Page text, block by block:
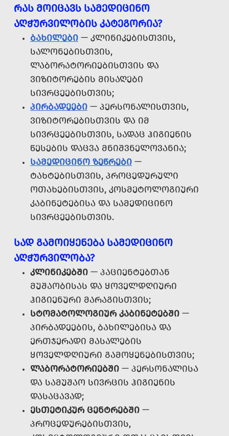
ᲠᲐᲡ ᲛᲝᲘᲪᲐᲕᲡ ᲡᲐᲛᲔᲓᲘᲪᲘᲜᲝ
ᲐᲦᲭᲣᲠᲕᲘᲚᲝᲑᲘᲡ ᲙᲐᲢᲔᲒᲝᲠᲘᲐ?
ᲑᲐᲮᲘᲚᲔᲑᲘ — ᲙᲚᲘᲜᲘᲙᲔᲑᲘᲡᲗᲕᲘᲡ,
ᲡᲐᲚᲝᲜᲔᲑᲘᲡᲗᲕᲘᲡ,
ᲚᲐᲑᲝᲠᲐᲢᲝᲠᲘᲔᲑᲘᲡᲗᲕᲘᲡ ᲓᲐ
ᲕᲘᲖᲘᲢᲝᲠᲔᲑᲘᲡ ᲛᲘᲡᲐᲦᲔᲑᲘ
ᲡᲘᲕᲠᲪᲔᲔᲑᲘᲡᲗᲕᲘᲡ;
ᲞᲘᲠᲑᲐᲓᲔᲔᲑᲘ — ᲞᲔᲠᲡᲝᲜᲐᲚᲘᲡᲗᲕᲘᲡ,
ᲕᲘᲖᲘᲢᲝᲠᲔᲑᲘᲡᲗᲕᲘᲡ ᲓᲐ ᲘᲛ
ᲡᲘᲕᲠᲪᲔᲔᲑᲘᲡᲗᲕᲘᲡ, ᲡᲐᲓᲐᲪ ᲰᲘᲒᲘᲔᲜᲘᲡ
ᲬᲔᲡᲔᲑᲘᲡ ᲓᲐᲪᲕᲐ ᲛᲜᲘᲨᲕᲜᲔᲚᲝᲕᲐᲜᲘᲐ;
ᲡᲐᲛᲔᲓᲘᲪᲘᲜᲝ ᲖᲔᲬᲠᲔᲑᲘ —
ᲢᲐᲮᲢᲔᲑᲘᲡᲗᲕᲘᲡ, ᲞᲠᲝᲪᲔᲓᲣᲠᲣᲚᲘ
ᲝᲗᲐᲮᲔᲑᲘᲡᲗᲕᲘᲡ, ᲙᲝᲡᲛᲔᲢᲝᲚᲝᲒᲘᲣᲠᲘ
ᲙᲐᲑᲘᲜᲔᲢᲔᲑᲘᲡᲐ ᲓᲐ ᲡᲐᲛᲔᲓᲘᲪᲘᲜᲝ
ᲡᲘᲕᲠᲪᲔᲔᲑᲘᲡᲗᲕᲘᲡ.
ᲡᲐᲓ ᲒᲐᲛᲝᲘᲧᲔᲜᲔᲑᲐ ᲡᲐᲛᲔᲓᲘᲪᲘᲜᲝ
ᲐᲦᲭᲣᲠᲕᲘᲚᲝᲑᲐ?
ᲙᲚᲘᲜᲘᲙᲔᲑᲨᲘ — ᲞᲐᲪᲘᲔᲜᲢᲔᲑᲗᲐᲜ
ᲛᲣᲨᲐᲝᲑᲘᲡᲐᲡ ᲓᲐ ᲧᲝᲕᲔᲚᲓᲦᲘᲣᲠᲘ
ᲰᲘᲒᲘᲔᲜᲣᲠᲘ ᲛᲐᲠᲐᲒᲘᲡᲗᲕᲘᲡ;
ᲡᲢᲝᲛᲐᲢᲝᲚᲝᲒᲘᲣᲠ ᲙᲐᲑᲘᲜᲔᲢᲔᲑᲨᲘ —
ᲞᲘᲠᲑᲐᲓᲔᲔᲑᲘᲡ, ᲑᲐᲮᲘᲚᲔᲑᲘᲡᲐ ᲓᲐ
ᲔᲠᲗᲯᲔᲠᲐᲓᲘ ᲛᲐᲡᲐᲚᲔᲑᲘᲡ
ᲧᲝᲕᲔᲚᲓᲦᲘᲣᲠᲘ ᲒᲐᲛᲝᲧᲔᲜᲔᲑᲘᲡᲗᲕᲘᲡ;
ᲚᲐᲑᲝᲠᲐᲢᲝᲠᲘᲔᲑᲨᲘ — ᲞᲔᲠᲡᲝᲜᲐᲚᲘᲡᲐ
ᲓᲐ ᲡᲐᲛᲣᲨᲐᲝ ᲡᲘᲕᲠᲪᲘᲡ ᲰᲘᲒᲘᲔᲜᲘᲡ
ᲓᲐᲡᲐᲪᲐᲕᲐᲓ;
ᲔᲡᲗᲔᲢᲘᲙᲣᲠ ᲪᲔᲜᲢᲠᲔᲑᲨᲘ —
ᲞᲠᲝᲪᲔᲓᲣᲠᲔᲑᲘᲡᲗᲕᲘᲡ,